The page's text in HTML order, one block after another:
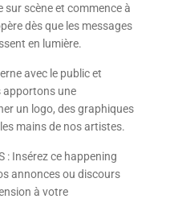
sur scène et commence à
dès que les messages
en lumière.
avec le public et
apportons une
un logo, des graphiques
mains de nos artistes.
: Insérez ce happening
annonces ou discours
à votre